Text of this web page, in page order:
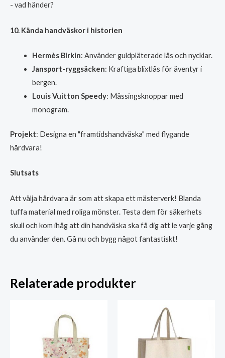
- vad händer?
10. Kända handväskor i historien
Hermès Birkin: Använder guldpläterade lås och nycklar.
Jansport-ryggsäcken: Kraftiga blixtlås för äventyr i
bergen.
Louis Vuitton Speedy: Mässingsknoppar med
monogram.
Projekt: Designa en "framtidshandväska" med flygande
hårdvara!
Slutsats
Att välja hårdvara är som att skapa ett mästerverk! Blanda
tuffa material med roliga mönster. Testa dem för säkerhets
skull och kom ihåg att din handväska ska få dig att le varje gång
du använder den. Gå nu och bygg något fantastiskt!
Relaterade produkter